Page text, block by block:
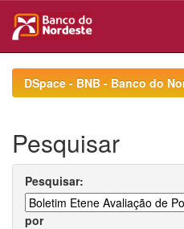
navigationDSpace - BNB - Banco do
Pesquisar
Pesquisar:
por